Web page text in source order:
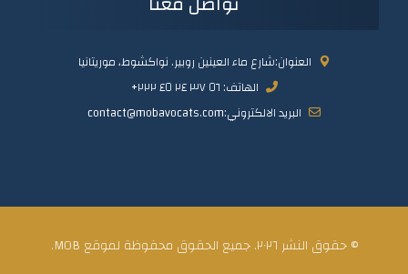
العنوان:شارع ماء العينين روبير. نواكشوط، موريتانيا
الهاتف: ٥٦ ٣٧ ٢٤ ٤٥ ٢٢٢+
البريد الالكتروني:contact@mobavocats.com
© حقوق النشر ٢٠٢٦. جميع الحقوق محفوظة لموقع MOB.